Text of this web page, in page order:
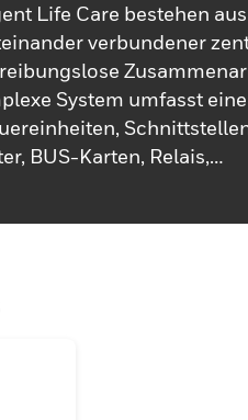
Life Care bestehen
verbundener
System umfasst
BUS-Karten, Relais,
die eine effektive